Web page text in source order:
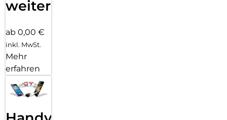
weiter
ab 0,00 €
inkl. MwSt.
Mehr
erfahren